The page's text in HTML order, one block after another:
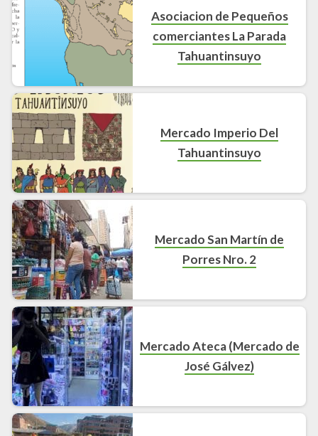
Asociacion de Pequeños
comerciantes La Parada
Tahuantinsuyo
Mercado Imperio Del
Tahuantinsuyo
Mercado San Martín de
Porres Nro. 2
Mercado Ateca (Mercado de
José Gálvez)